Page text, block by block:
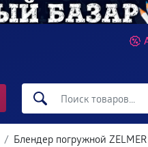
Блендер погружной ZELMER